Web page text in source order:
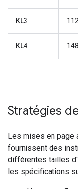
KL3
KL4
Stratégies
Les mises en page
fournissent des
différentes tailles
les spécifications